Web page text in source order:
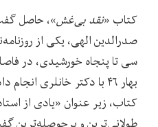
کتاب «نقد بی‌غش»، حاصل
صدرالدین الهی، یکی از
بهار ۴۶ با دکتر خانلری
کتاب، زیر عنوان «یادی از